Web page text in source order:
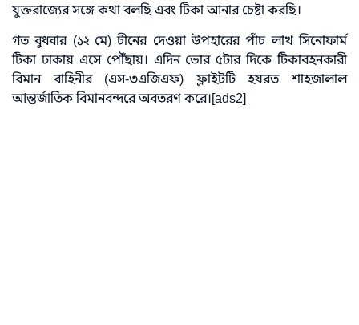
যুক্তরাজ্যের সঙ্গে কথা বলছি এবং টিকা আনার চেষ্টা করছি।
গত বুধবার (১২ মে) চীনের দেওয়া উপহারের পাঁচ লাখ সিনোফার্ম
টিকা ঢাকায় এসে পৌঁছায়। এদিন ভোর ৫টার দিকে টিকাবহনকারী
বিমান বাহিনীর (এস-৩এজিএফ) ফ্লাইটটি হযরত শাহজালাল
আন্তর্জাতিক বিমানবন্দরে অবতরণ করে।[ads2]